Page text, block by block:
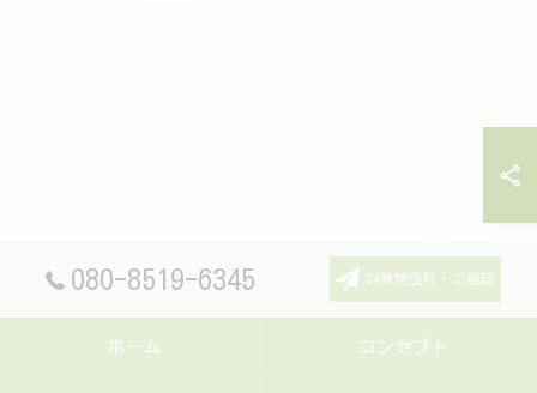
080-8519-6345 24時間受付・ご相談
ホーム コンセプト